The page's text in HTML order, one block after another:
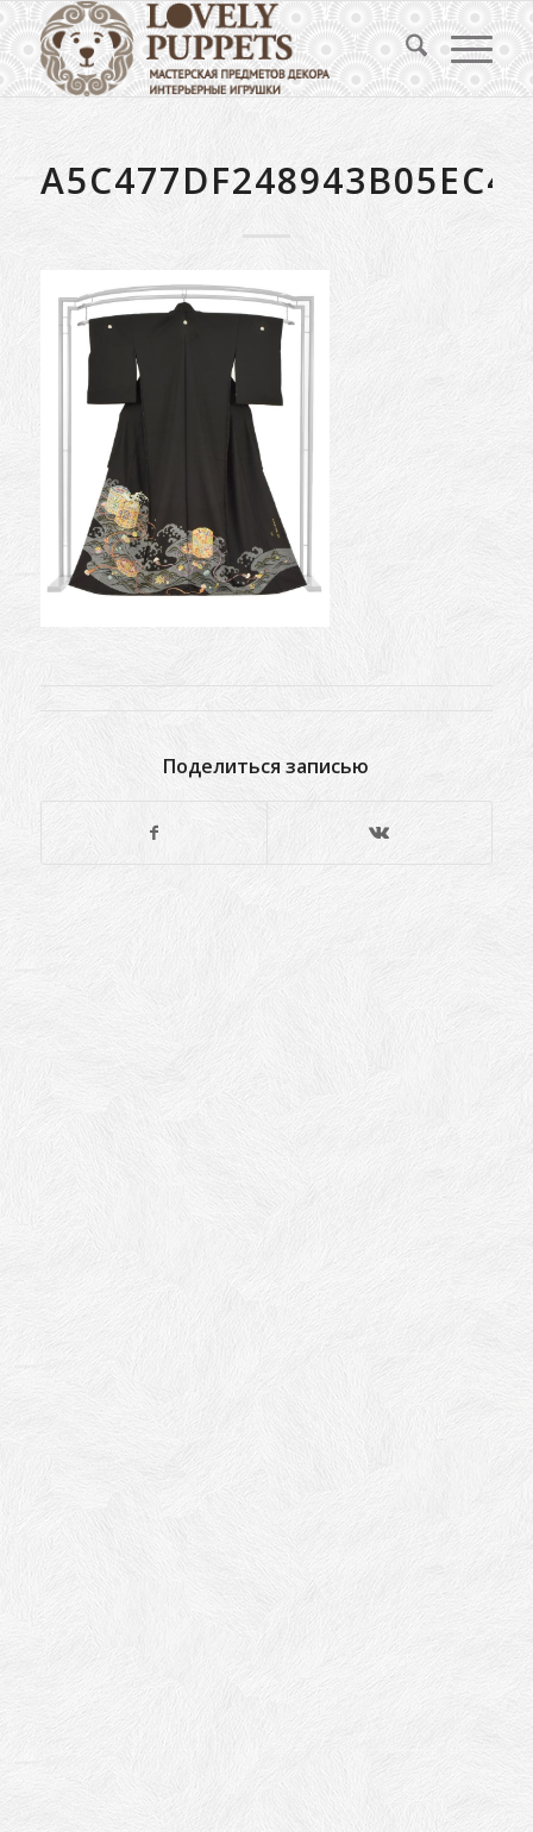
Поделиться записью